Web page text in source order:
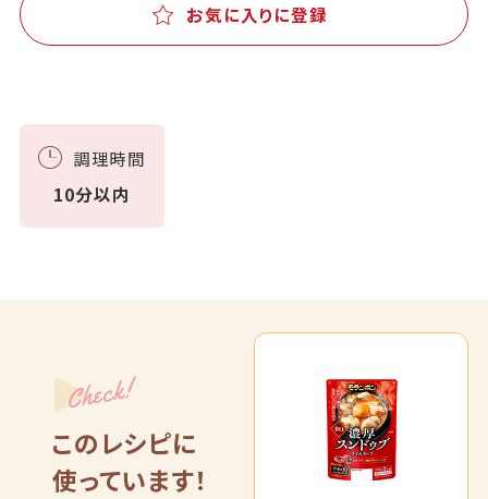
お気に入りに登録
調理時間
10分以内
Check!
このレシピに
使っています！